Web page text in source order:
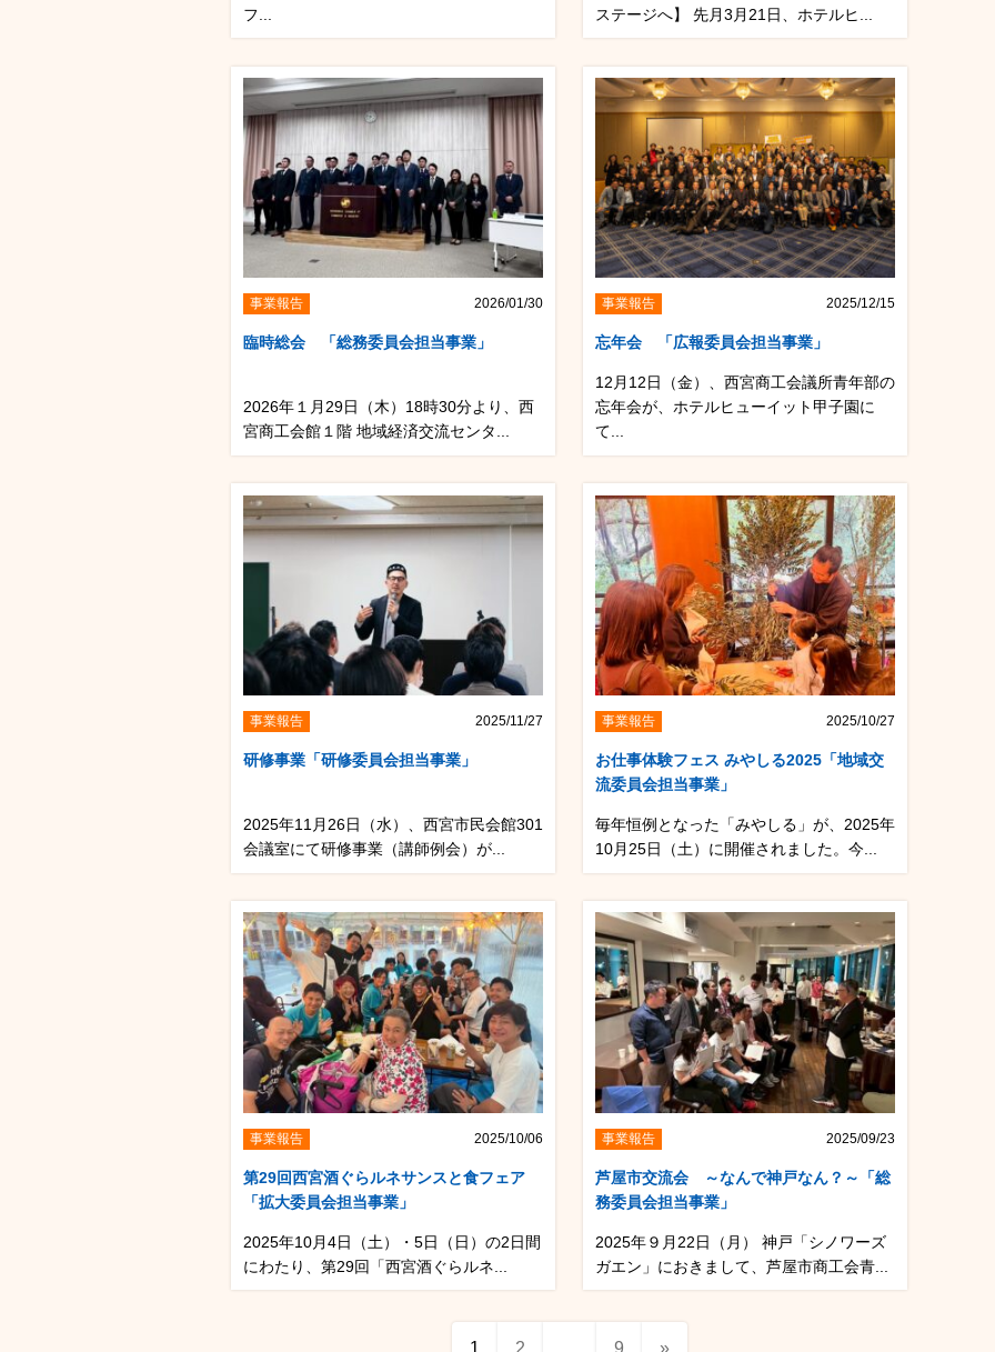
フ...
ステージへ】 先月3月21日、ホテルヒ...
事業報告 2026/01/30
臨時総会 「総務委員会担当事業」
2026年１月29日（木）18時30分より、西
宮商工会館１階 地域経済交流センタ...
事業報告 2025/12/15
忘年会 「広報委員会担当事業」
12月12日（金）、西宮商工会議所青年部の
忘年会が、ホテルヒューイット甲子園に
て...
事業報告 2025/11/27
研修事業「研修委員会担当事業」
2025年11月26日（水）、西宮市民会館301
会議室にて研修事業（講師例会）が...
事業報告 2025/10/27
お仕事体験フェス みやしる2025「地域交
流委員会担当事業」
毎年恒例となった「みやしる」が、2025年
10月25日（土）に開催されました。今...
事業報告 2025/10/06
第29回西宮酒ぐらルネサンスと食フェア
「拡大委員会担当事業」
2025年10月4日（土）・5日（日）の2日間
にわたり、第29回「西宮酒ぐらルネ...
事業報告 2025/09/23
芦屋市交流会 ～なんで神戸なん？～「総
務委員会担当事業」
2025年９月22日（月） 神戸「シノワーズ
ガエン」におきまして、芦屋市商工会青...
1 2 9 »